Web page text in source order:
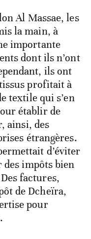
Al Massae, les
la main, à
importante
dont ils n’ont
ils ont
profitait à
textile qui s’en
établir de
ainsi, des
étrangères.
d’éviter
des impôts bien
factures,
de Dcheïra,
pour